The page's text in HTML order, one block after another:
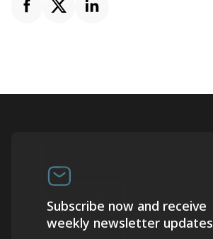
Subscribe now and receive
weekly newsletter updates